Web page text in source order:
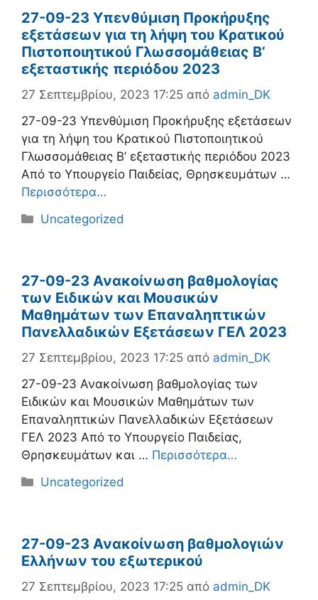
27-09-23 Υπενθύμιση Προκήρυξης
εξετάσεων για τη λήψη του Κρατικού
Πιστοποιητικού Γλωσσομάθειας Β’
εξεταστικής περιόδου 2023
27 Σεπτεμβρίου, 2023 17:25 από admin_DK
27-09-23 Υπενθύμιση Προκήρυξης εξετάσεων
για τη λήψη του Κρατικού Πιστοποιητικού
Γλωσσομάθειας Β’ εξεταστικής περιόδου 2023
Από το Υπουργείο Παιδείας, Θρησκευμάτων …
Περισσότερα…
Κατηγορίες
Uncategorized
27-09-23 Ανακοίνωση βαθμολογίας
των Ειδικών και Μουσικών
Μαθημάτων των Επαναληπτικών
Πανελλαδικών Εξετάσεων ΓΕΛ 2023
27 Σεπτεμβρίου, 2023 17:25 από admin_DK
27-09-23 Ανακοίνωση βαθμολογίας των
Ειδικών και Μουσικών Μαθημάτων των
Επαναληπτικών Πανελλαδικών Εξετάσεων
ΓΕΛ 2023 Από το Υπουργείο Παιδείας,
Θρησκευμάτων και … Περισσότερα…
Κατηγορίες
Uncategorized
27-09-23 Ανακοίνωση βαθμολογιών
Ελλήνων του εξωτερικού
27 Σεπτεμβρίου, 2023 17:25 από admin_DK